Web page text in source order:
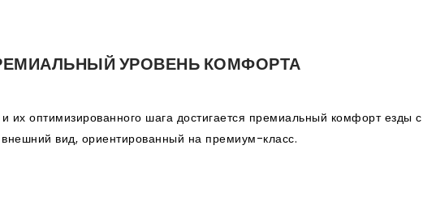
УРОВЕНЬ КОМФОРТА
их оптимизированного шага достигается премиальный комфорт
вид, ориентированный на премиум-класс.